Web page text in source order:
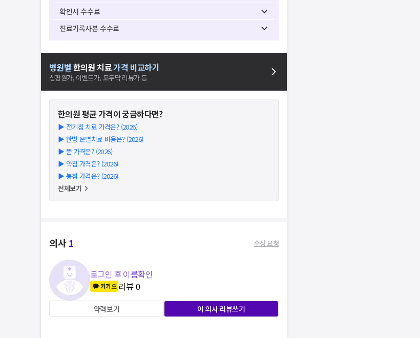
확인서 수수료
진료기록사본 수수료
병원별 한의원치료가격 비교하기
심평원가, 이벤트가, 모두닥 리뷰가 등
한의원평균 가격이 궁금하다면?
▶ 전기침 치료 가격은? (2026)
▶ 한방 온열치료 비용은? (2026)
▶ 뜸 가격은? (2026)
▶ 약침 가격은? (2026)
▶ 봉침 가격은? (2026)
전체보기
의사1 수정 요청
로그인 후 이름확인
카카오 리뷰0
약력보기 이 의사 리뷰쓰기